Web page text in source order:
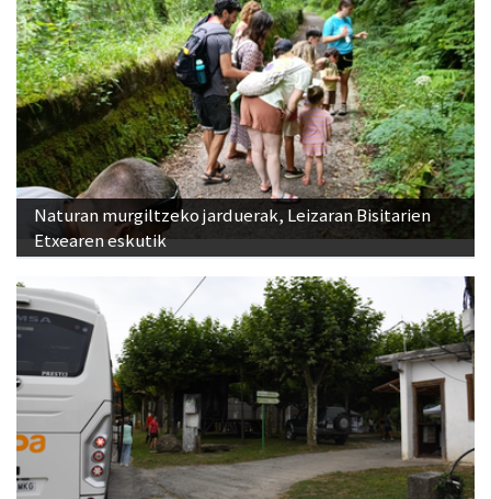
Naturan murgiltzeko jarduerak, Leizaran Bisitarien
Etxearen eskutik